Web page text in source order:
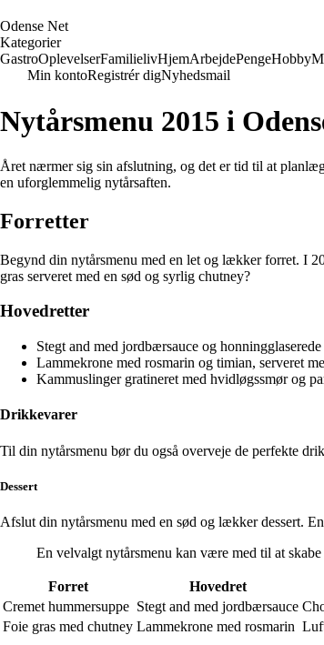
Odense Net
Kategorier
GastroOplevelserFamilielivHjemArbejdePengeHobby
Min kontoRegistrér digNyhedsmail
Nytårsmenu 2015 i
Året nærmer sig sin afslutning, og det er tid til at
en uforglemmelig nytårsaften.
Forretter
Begynd din nytårsmenu med en let og lækker forret. I
gras serveret med en sød og syrlig chutney?
Hovedretter
Stegt and med jordbærsauce og
Lammekrone med rosmarin og timian, serveret
Kammuslinger gratineret med hvidløgssmør og
Drikkevarer
Til din nytårsmenu bør du også overveje de perfekte
Dessert
Afslut din nytårsmenu med en sød og lækker dessert.
En velvalgt nytårsmenu kan være med til at
Forret Hovedret
Cremet hummersuppe Stegt and med jordbærsauce
Foie gras med chutney Lammekrone med rosmarin